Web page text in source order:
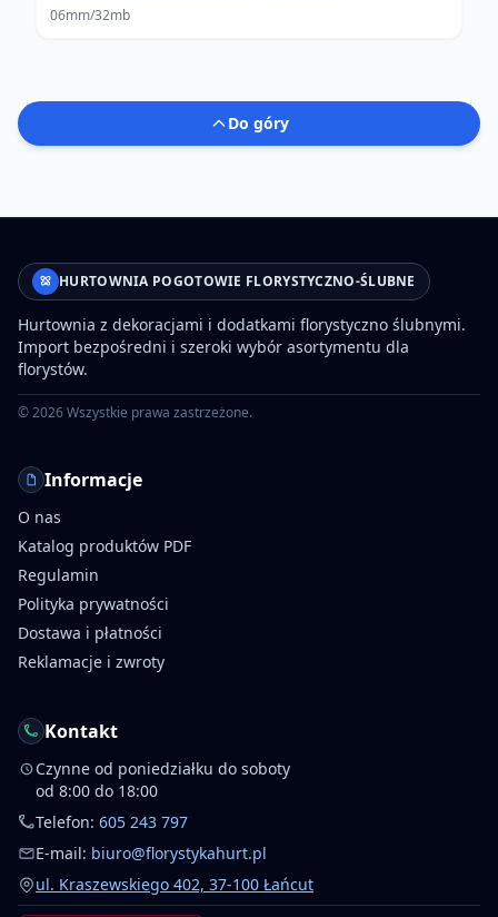
06mm/32mb
Do góry
HURTOWNIA POGOTOWIE FLORYSTYCZNO-ŚLUBNE
Hurtownia z dekoracjami i dodatkami florystyczno ślubnymi.
Import bezpośredni i szeroki wybór asortymentu dla
florystów.
©2026Wszystkie prawa zastrzeżone.
Informacje
O nas
Katalog produktów PDF
Regulamin
Polityka prywatności
Dostawa i płatności
Reklamacje i zwroty
Kontakt
Czynne od poniedziałku do soboty
od 8:00 do 18:00
Telefon: 605 243 797
E-mail: biuro@florystykahurt.pl
ul. Kraszewskiego 402, 37-100 Łańcut